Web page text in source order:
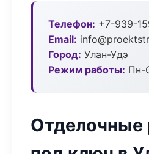
Телефон: +7-939-
Email:
Город: Улан-Удэ
Режим работы: Пн-
Отделочные